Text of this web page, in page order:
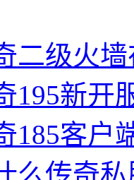
二级火
195新开
185客户